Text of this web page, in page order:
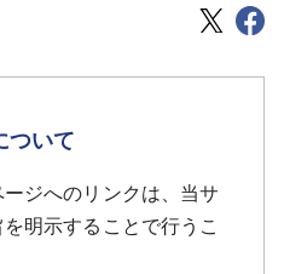
ついて
ジへのリンクは、当サ
明示することで行うこ